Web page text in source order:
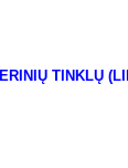
TINKLŲ